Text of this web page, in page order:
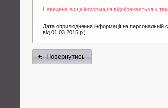
Наведена вище інформація відображається у
Дата оприлюднення інформації на персональній
від 01.03.2015 р.)
Повернутись